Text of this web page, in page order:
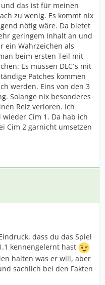
das ist für meinen
zu wenig. Es kommt nix
nötig wäre. Da bietet
geringem Inhalt an und
ein Wahrzeichen als
beim ersten Teil mit
Es müssen DLC´s mit
Patches kommen
werden. Eins von den 3
Solange nix besonderes
Reiz verloren. Ich
Cim 1. Da hab ich
Cim 2 garnicht umsetzen
dass du das Spiel
kennengelernt hast
halten was er will, aber
sachlich bei den Fakten